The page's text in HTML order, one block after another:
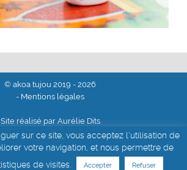
© akoa tujou 2019 - 2026
- Mentions légales
Site réalisé par Aurélie Dits
sur ce site, vous acceptez l'utilisation de
votre navigation, et nous permettre de
de visites.
Accepter Refuser